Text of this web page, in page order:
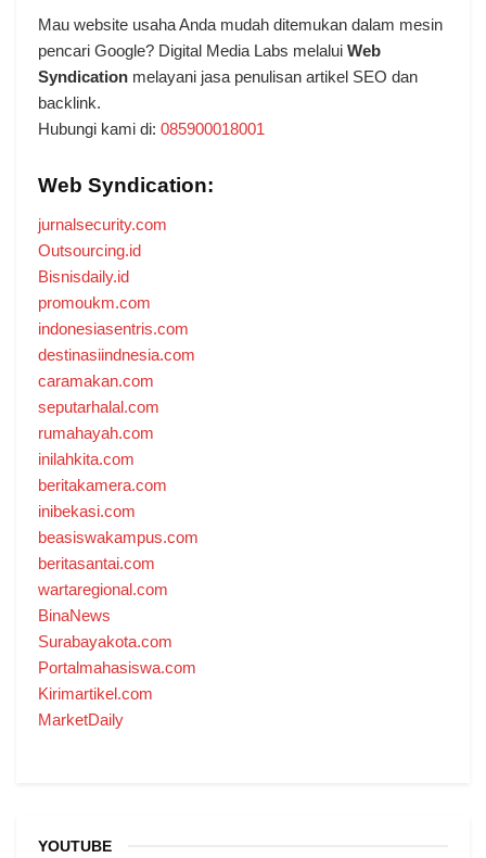
Mau website usaha Anda mudah ditemukan dalam mesin
pencari Google? Digital Media Labs melalui Web
Syndication melayani jasa penulisan artikel SEO dan
backlink.
Hubungi kami di: 085900018001
Web Syndication:
jurnalsecurity.com
Outsourcing.id
Bisnisdaily.id
promoukm.com
indonesiasentris.com
destinasiindnesia.com
caramakan.com
seputarhalal.com
rumahayah.com
inilahkita.com
beritakamera.com
inibekasi.com
beasiswakampus.com
beritasantai.com
wartaregional.com
BinaNews
Surabayakota.com
Portalmahasiswa.com
Kirimartikel.com
MarketDaily
YOUTUBE